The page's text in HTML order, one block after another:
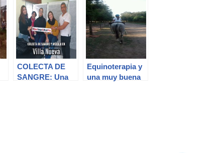
COLECTA DE
SANGRE: Una
Equinoterapia y
una muy buena